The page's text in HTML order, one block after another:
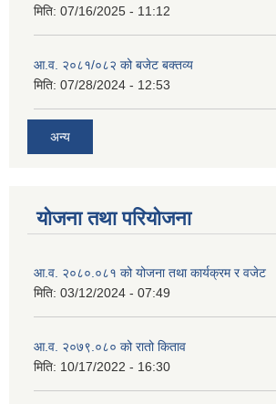
मिति: 07/16/2025 - 11:12
आ.व. २०८१/०८२ को बजेट बक्तव्य
मिति: 07/28/2024 - 12:53
अन्य
योजना तथा परियोजना
आ.व. २०८०.०८१ को योजना तथा कार्यक्रम र वजेट
मिति: 03/12/2024 - 07:49
आ.व. २०७९.०८० को रातो किताव
मिति: 10/17/2022 - 16:30